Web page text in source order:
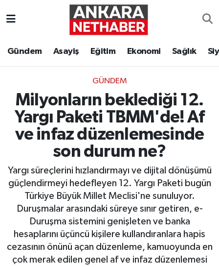
Gündem Asayiş Eğitim Ekonomi Sağlık
GÜNDEM
Milyonların beklediği 12.
Yargı Paketi TBMM'de! Af
ve infaz düzenlemesinde
son durum ne?
Yargı süreçlerini hızlandırmayı ve dijital dönüşümü
güçlendirmeyi hedefleyen 12. Yargı Paketi bugün
Türkiye Büyük Millet Meclisi'ne sunuluyor.
Duruşmalar arasındaki süreye sınır getiren, e-
Duruşma sistemini genişleten ve banka
hesaplarını üçüncü kişilere kullandıranlara hapis
cezasının önünü açan düzenleme, kamuoyunda en
çok merak edilen genel af ve infaz düzenlemesi
Ekonomi
Gündem
Resmi İlanlar
Sağlık
Siyaset
Spor
Ankara Hava Durumu
Tüm Manşetler
Son Dakika Haberleri